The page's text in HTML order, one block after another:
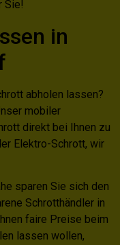
Sie!
in
abholen lassen?
mobiler
direkt bei Ihnen zu
Elektro-Schrott, wir
sparen Sie sich den
Schrotthändler in
faire Preise beim
lassen wollen,